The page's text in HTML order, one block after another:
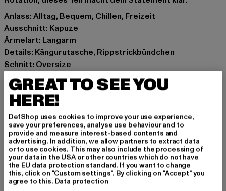
Anlass: Alltag, Bequem, Chillen, Freizeit
Ausschnitt: Kapuze
Ärmelart: Langarm
Details: Kängurutasche, Rippstrickbündchen
Schnitt: Oversize
Marke: Urban Classics
Kat.: Hoodies
Farbe: beige
Hersteller Farbe: unionbeige
Materialzusammensetzung: 100% Polyester
Art.Nr: TB6770-03738
Hersteller: TB International GmbH |info@tbint.de
Dr.-Robert-Murjahn-Straße 7 | 64372 Ober-Ramstadt |
DE
GREAT TO SEE YOU
HERE!
DefShop uses cookies to improve your use experience,
save your preferences, analyse use behaviour and to
provide and measure interest-based contents and
advertising. In addition, we allow partners to extract data
or to use cookies. This may also include the processing of
your data in the USA or other countries which do not have
the EU data protection standard. If you want to change
this, click on "Custom settings". By clicking on "Accept" you
agree to this. Data protection